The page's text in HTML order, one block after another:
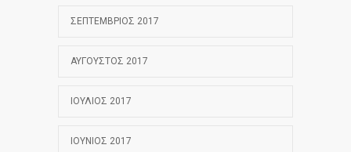
ΣΕΠΤΈΜΒΡΙΟΣ 2017
ΑΎΓΟΥΣΤΟΣ 2017
ΙΟΎΛΙΟΣ 2017
ΙΟΎΝΙΟΣ 2017